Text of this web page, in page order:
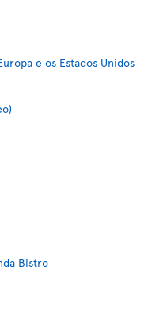
e os Estados Unidos
Bistro